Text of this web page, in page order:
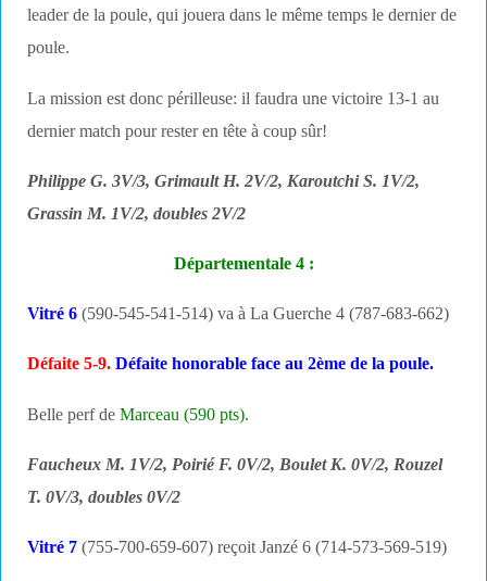
leader de la poule, qui jouera dans le même temps le dernier de
poule.
La mission est donc périlleuse: il faudra une victoire 13-1 au
dernier match pour rester en tête à coup sûr!
Philippe G. 3V/3, Grimault H. 2V/2, Karoutchi S. 1V/2,
Grassin M. 1V/2, doubles 2V/2
Départementale 4 :
Vitré 6 (590-545-541-514) va à La Guerche 4 (787-683-662)
Défaite 5-9. Défaite honorable face au 2ème de la poule.
Belle perf deMarceau (590 pts).
Faucheux M. 1V/2, Poirié F. 0V/2, Boulet K. 0V/2, Rouzel
T. 0V/3, doubles 0V/2
Vitré 7 (755-700-659-607) reçoit Janzé 6 (714-573-569-519)